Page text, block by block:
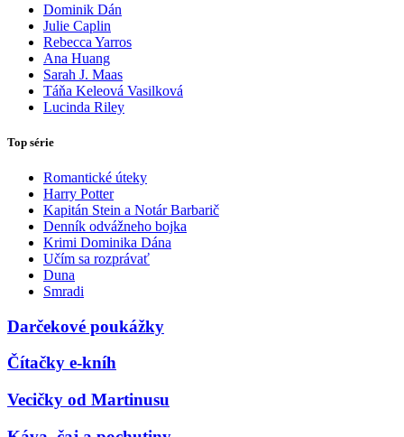
Dominik Dán
Julie Caplin
Rebecca Yarros
Ana Huang
Sarah J. Maas
Táňa Keleová Vasilková
Lucinda Riley
Top série
Romantické úteky
Harry Potter
Kapitán Stein a Notár Barbarič
Denník odvážneho bojka
Krimi Dominika Dána
Učím sa rozprávať
Duna
Smradi
Darčekové poukážky
Čítačky e-kníh
Vecičky od Martinusu